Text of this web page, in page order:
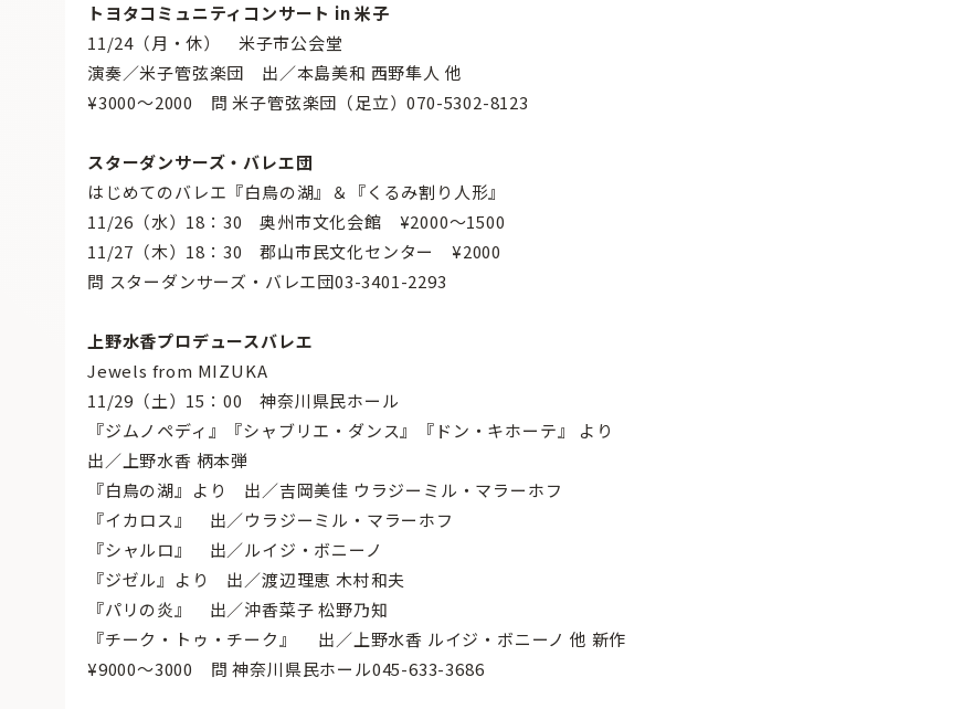
トヨタコミュニティコンサート in 米子
11/24（月・休） 米子市公会堂
演奏／米子管弦楽団 出／本島美和 西野隼人 他
¥3000〜2000 問 米子管弦楽団（足立）070-5302-8123
スターダンサーズ・バレエ団
はじめてのバレエ『白鳥の湖』＆『くるみ割り人形』
11/26（水）18：30 奥州市文化会館 ¥2000〜1500
11/27（木）18：30 郡山市民文化センター ¥2000
問 スターダンサーズ・バレエ団03-3401-2293
上野水香プロデュースバレエ
Jewels from MIZUKA
11/29（土）15：00 神奈川県民ホール
『ジムノペディ』『シャブリエ・ダンス』『ドン・キホーテ』 より
出／上野水香 柄本弾
『白鳥の湖』より 出／吉岡美佳 ウラジーミル・マラーホフ
『イカロス』 出／ウラジーミル・マラーホフ
『シャルロ』 出／ルイジ・ボニーノ
『ジゼル』より 出／渡辺理恵 木村和夫
『パリの炎』 出／沖香菜子 松野乃知
『チーク・トゥ・チーク』 出／上野水香 ルイジ・ボニーノ 他 新作
¥9000〜3000 問 神奈川県民ホール045-633-3686